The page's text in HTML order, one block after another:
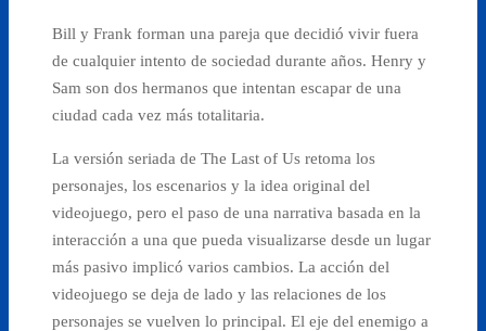
Bill y Frank forman una pareja que decidió vivir fuera
de cualquier intento de sociedad durante años. Henry y
Sam son dos hermanos que intentan escapar de una
ciudad cada vez más totalitaria.
La versión seriada de The Last of Us retoma los
personajes, los escenarios y la idea original del
videojuego, pero el paso de una narrativa basada en la
interacción a una que pueda visualizarse desde un lugar
más pasivo implicó varios cambios. La acción del
videojuego se deja de lado y las relaciones de los
personajes se vuelven lo principal. El eje del enemigo a